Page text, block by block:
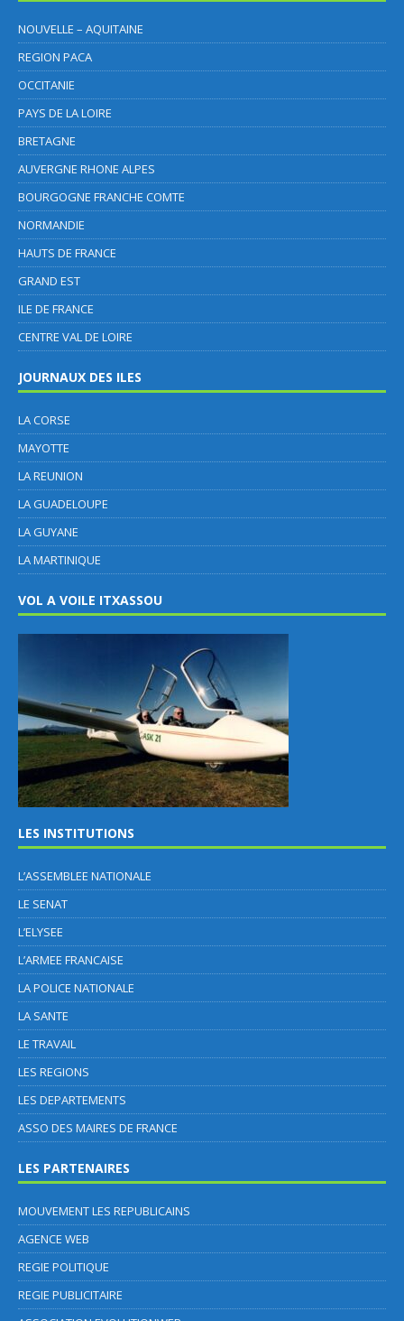
NOUVELLE – AQUITAINE
REGION PACA
OCCITANIE
PAYS DE LA LOIRE
BRETAGNE
AUVERGNE RHONE ALPES
BOURGOGNE FRANCHE COMTE
NORMANDIE
HAUTS DE FRANCE
GRAND EST
ILE DE FRANCE
CENTRE VAL DE LOIRE
JOURNAUX DES ILES
LA CORSE
MAYOTTE
LA REUNION
LA GUADELOUPE
LA GUYANE
LA MARTINIQUE
VOL A VOILE ITXASSOU
LES INSTITUTIONS
L’ASSEMBLEE NATIONALE
LE SENAT
L’ELYSEE
L’ARMEE FRANCAISE
LA POLICE NATIONALE
LA SANTE
LE TRAVAIL
LES REGIONS
LES DEPARTEMENTS
ASSO DES MAIRES DE FRANCE
LES PARTENAIRES
MOUVEMENT LES REPUBLICAINS
AGENCE WEB
REGIE POLITIQUE
REGIE PUBLICITAIRE